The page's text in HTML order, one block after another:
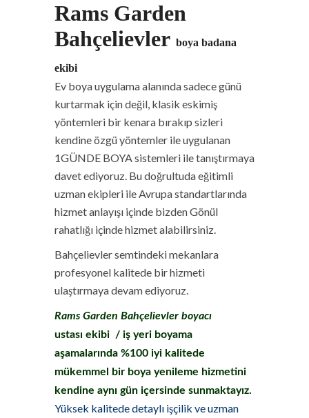
Rams Garden
Bahçelievler boya badana
ekibi
Ev boya uygulama alanında sadece günü
kurtarmak için değil, klasik eskimiş
yöntemleri bir kenara bırakıp sizleri
kendine özgü yöntemler ile uygulanan
1GÜNDE BOYA sistemleri ile tanıştırmaya
davet ediyoruz. Bu doğrultuda eğitimli
uzman ekipleri ile Avrupa standartlarında
hizmet anlayışı içinde bizden Gönül
rahatlığı içinde hizmet alabilirsiniz.
Bahçelievler semtindeki mekanlara
profesyonel kalitede bir hizmeti
ulaştırmaya devam ediyoruz.
Rams Garden Bahçelievler boyacı
ustası ekibi / iş yeri boyama
aşamalarında %100 iyi kalitede
mükemmel bir boya yenileme hizmetini
kendine aynı gün içersinde sunmaktayız.
Yüksek kalitede detaylı işçilik ve uzman